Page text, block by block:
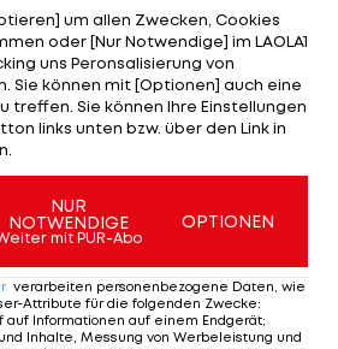
mit deren zweiter
Vergangenen Saison den
Division schaffte,
bin glücklich, diesen Schritt
der 20-jährige
zitiert.
um allen Zwecken, Cookies
oder [Nur Notwendige] im LAOLA1
uns Peronsalisierung von
Sie können mit [Optionen] auch eine
treffen. Sie können Ihre Einstellungen
links unten bzw. über den Link in
NUR
NOTWENDIGE
mit PUR-Abo
OPTIONEN
verarbeiten personenbezogene Daten, wie
Attribute für die folgenden Zwecke:
auf Informationen auf einem Endgerät;
Inhalte, Messung von Werbeleistung und